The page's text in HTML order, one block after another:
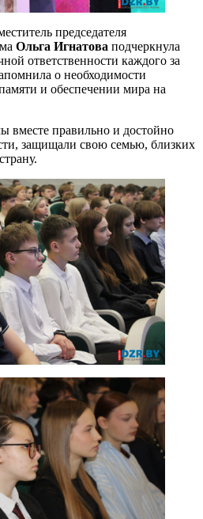
председателя
Ольга Игнатова подчеркнула
ответственности каждого за
о необходимости
и обеспечении мира на
вместе правильно и достойно
защищали свою семью, близких